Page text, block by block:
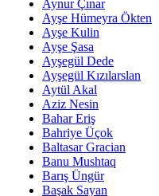
Aynur Çınar
Ayşe Hümeyra Ökten
Ayşe Kulin
Ayşe Şasa
Ayşegül Dede
Ayşegül Kızılarslan
Aytül Akal
Aziz Nesin
Bahar Eriş
Bahriye Üçok
Baltasar Gracian
Banu Mushtaq
Barış Üngür
Başak Sayan